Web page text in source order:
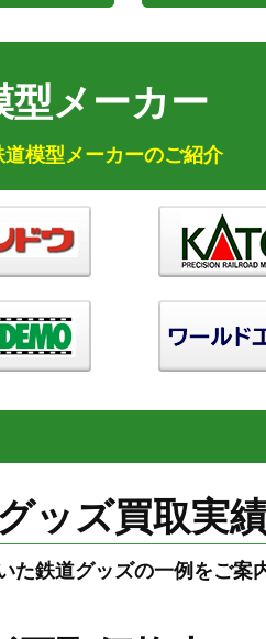
型メーカー
模型メーカーのご紹介
ッズ買取実
た鉄道グッズの一例をご案